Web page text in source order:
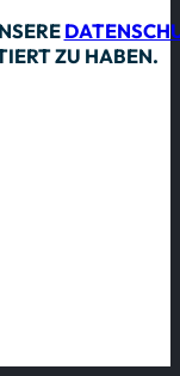
ZU HABEN.